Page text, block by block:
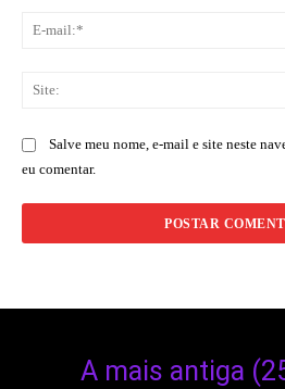
Salve meu nome, e-mail e site neste
eu comentar.
A mais antiga